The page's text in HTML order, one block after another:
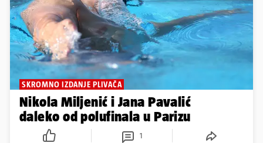
SKROMNO IZDANJE PLIVAČA
Nikola Miljenić i Jana Pavalić
daleko od polufinala u Parizu
1